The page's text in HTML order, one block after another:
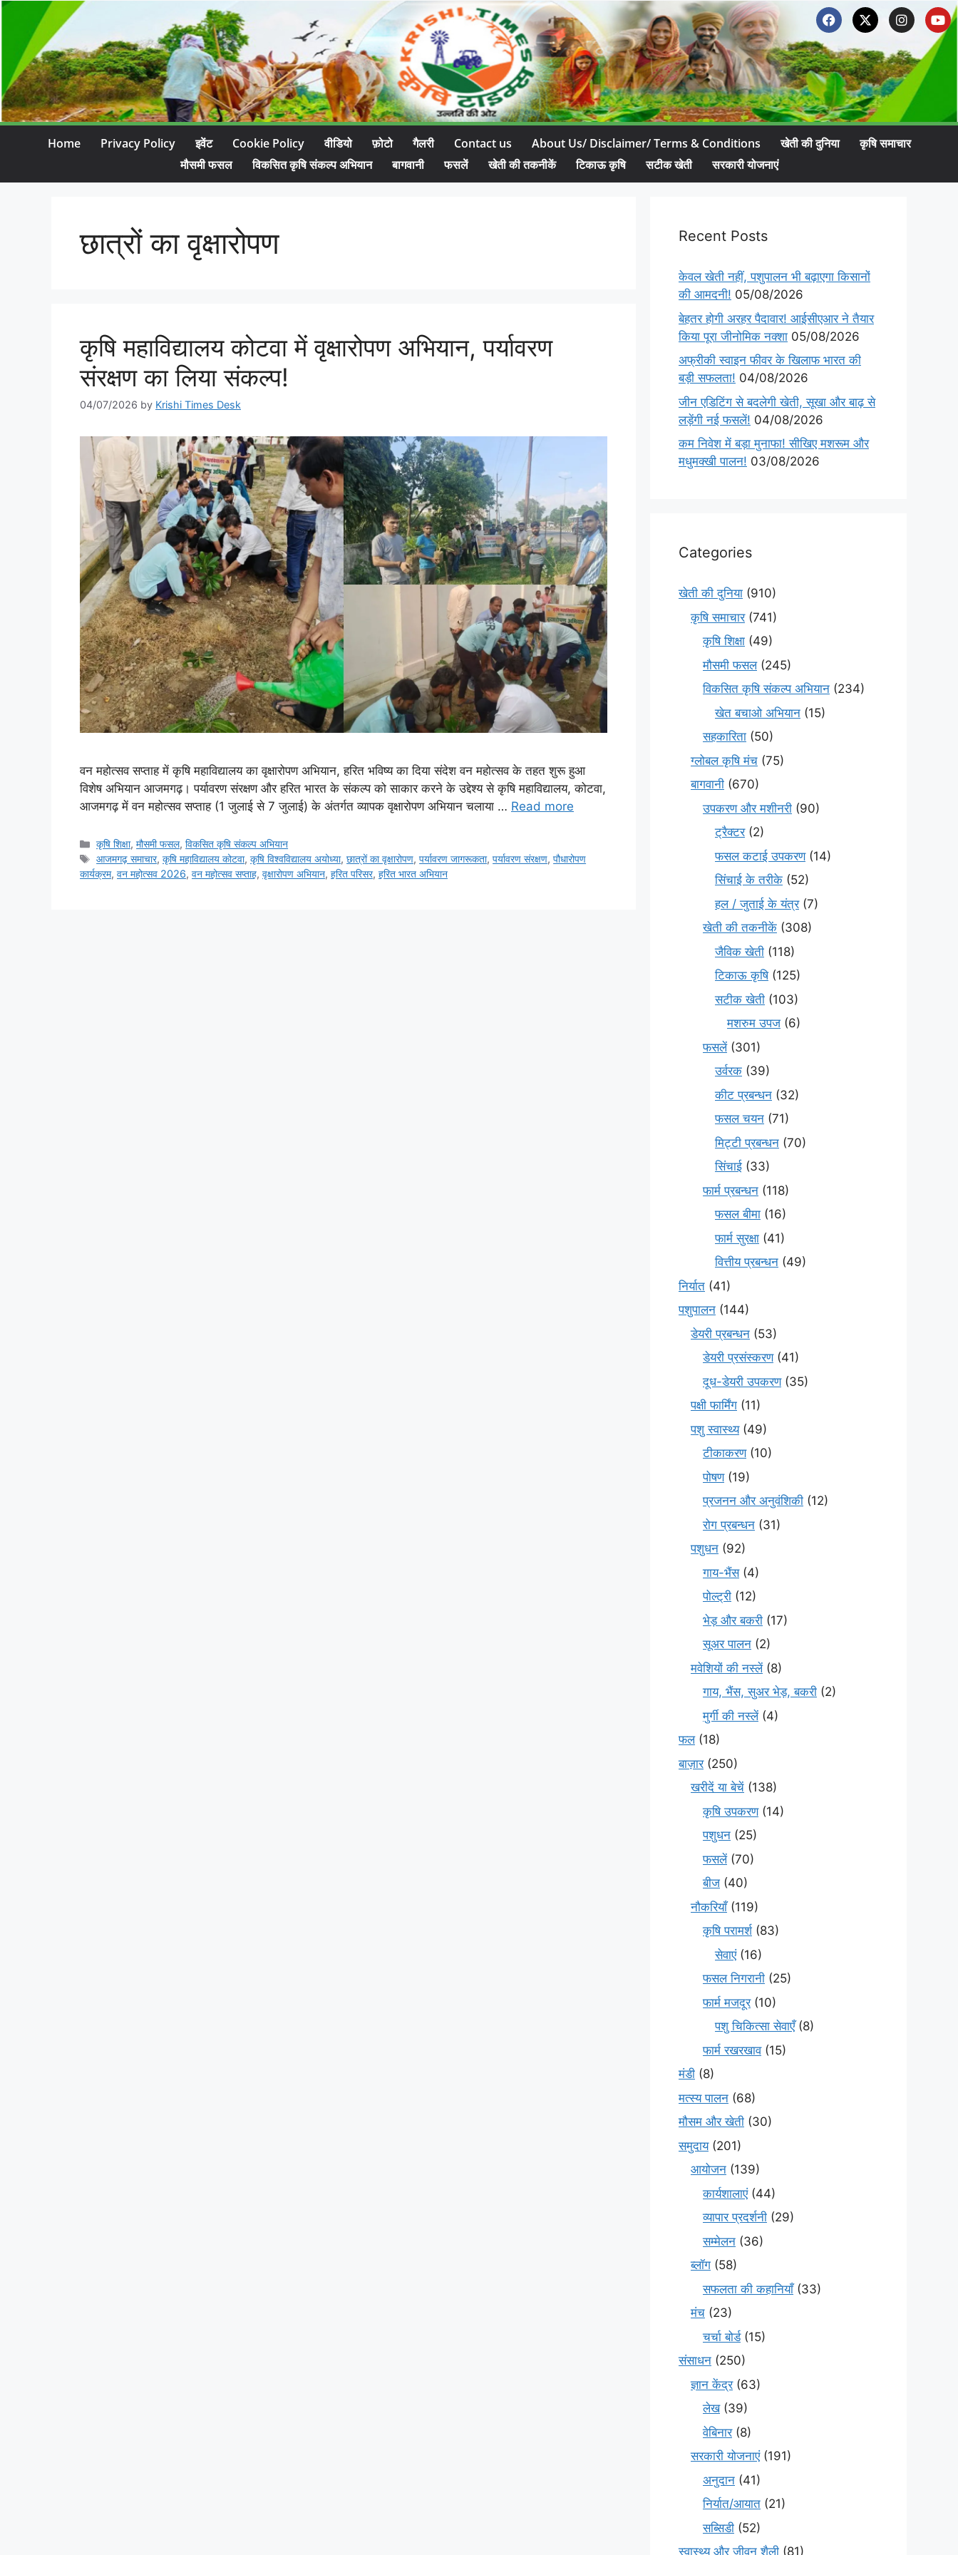
Home Privacy Policy इवेंट Cookie Policy वीडियो फ़ोटो गैलरी Contact us About Us/ Disclaimer/ Terms & Conditions खेती की दुनिया
कृषि समाचार
मौसमी फसल
विकसित कृषि संकल्प अभियान बागवानी फसलें खेती की तकनीकें टिकाऊ कृषि सटीक खेती सरकारी योजनाएं
छात्रों का वृक्षारोपण
कृषि महाविद्यालय कोटवा में वृक्षारोपण अभियान, पर्यावरण
संरक्षण का लिया संकल्प!
04/07/2026 by Krishi Times Desk
वन महोत्सव सप्ताह में कृषि महाविद्यालय का वृक्षारोपण अभियान, हरित भविष्य का दिया संदेश वन महोत्सव के तहत शुरू हुआ
विशेष अभियान आजमगढ़। पर्यावरण संरक्षण और हरित भारत के संकल्प को साकार करने के उद्देश्य से कृषि महाविद्यालय, कोटवा,
आजमगढ़ में वन महोत्सव सप्ताह (1 जुलाई से 7 जुलाई) के अंतर्गत व्यापक वृक्षारोपण अभियान चलाया … Read more
कृषि शिक्षा,मौसमी फसल,विकसित कृषि संकल्प अभियान
आजमगढ़ समाचार,कृषि महाविद्यालय कोटवा,कृषि विश्वविद्यालय अयोध्या,छात्रों का वृक्षारोपण,पर्यावरण जागरूकता,पर्यावरण संरक्षण,पौधारोपण
कार्यक्रम, वन महोत्सव 2026, वन महोत्सव सप्ताह, वृक्षारोपण अभियान, हरित परिसर, हरित भारत अभियान
Recent Posts
केवल खेती नहीं, पशुपालन भी बढ़ाएगा किसानों
की आमदनी! 05/08/2026
बेहतर होगी अरहर पैदावार! आईसीएआर ने तैयार
किया पूरा जीनोमिक नक्शा 05/08/2026
अफ्रीकी स्वाइन फीवर के खिलाफ भारत की
बड़ी सफलता! 04/08/2026
जीन एडिटिंग से बदलेगी खेती, सूखा और बाढ़ से
लड़ेंगी नई फसलें! 04/08/2026
कम निवेश में बड़ा मुनाफा! सीखिए मशरूम और
मधुमक्खी पालन! 03/08/2026
Categories
खेती की दुनिया (910)
कृषि समाचार(741)
कृषि शिक्षा (49)
मौसमी फसल(245)
विकसित कृषि संकल्प अभियान (234)
खेत बचाओ अभियान (15)
सहकारिता (50)
ग्लोबल कृषि मंच (75)
बागवानी (670)
उपकरण और मशीनरी (90)
ट्रैक्टर(2)
फसल कटाई उपकरण(14)
सिंचाई के तरीके (52)
हल / जुताई के यंत्र(7)
खेती की तकनीकें (308)
जैविक खेती (118)
टिकाऊ कृषि(125)
सटीक खेती (103)
मशरुम उपज (6)
फसलें(301)
उर्वरक (39)
कीट प्रबन्धन (32)
फसल चयन (71)
मि‌ट्टी प्रबन्धन (70)
सिंचाई (33)
फार्म प्रबन्धन (118)
फसल बीमा (16)
फार्म सुरक्षा (41)
वित्तीय प्रबन्धन (49)
निर्यात (41)
पशुपालन (144)
डेयरी प्रबन्धन (53)
डेयरी प्रसंस्करण(41)
दूध-डेयरी उपकरण(35)
पक्षी फार्मिंग (11)
पशु स्वास्थ्य(49)
टीकाकरण(10)
पोषण(19)
प्रजनन और अनुवंशिकी (12)
रोग प्रबन्धन (31)
पशुधन (92)
गाय-भैंस(4)
पोल्ट्री (12)
भेड़ और बकरी (17)
सूअर पालन (2)
मवेशियों की नस्लें(8)
गाय, भैंस, सुअर भेड़, बकरी (2)
मुर्गी की नस्लें(4)
फल(18)
बाज़ार(250)
खरीदें या बेचें (138)
कृषि उपकरण(14)
पशुधन (25)
फसलें(70)
बीज (40)
नौकरियाँ(119)
कृषि परामर्श(83)
सेवाएं(16)
फसल निगरानी (25)
फार्म मजदूर(10)
पशु चिकित्सा सेवाएँ(8)
फार्म रखरखाव(15)
मंडी (8)
मत्स्य पालन (68)
मौसम और खेती (30)
समुदाय(201)
आयोजन (139)
कार्यशालाएं(44)
व्यापार प्रदर्शनी (29)
सम्मेलन (36)
ब्लॉग (58)
सफलता की कहानियाँ(33)
मंच (23)
चर्चा बोर्ड(15)
संसाधन (250)
ज्ञान केंद्र(63)
लेख(39)
वेबिनार(8)
सरकारी योजनाएं(191)
अनुदान (41)
निर्यात/आयात (21)
सब्सिडी (52)
स्वास्थ्य और जीवन शैली (81)